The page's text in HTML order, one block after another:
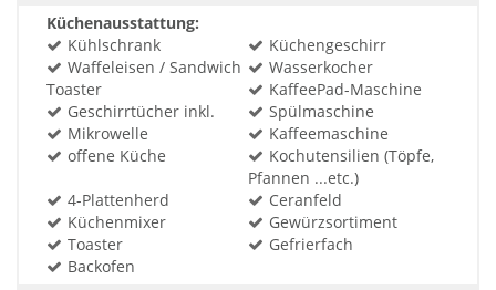
Küchenausstattung:
Kühlschrank
Küchengeschirr
Waffeleisen / Sandwich
Toaster
Wasserkocher
KaffeePad-Maschine
Geschirrtücher inkl.
Spülmaschine
Mikrowelle
Kaffeemaschine
offene Küche
Kochutensilien (Töpfe,
Pfannen ...etc.)
4-Plattenherd
Ceranfeld
Küchenmixer
Gewürzsortiment
Toaster
Gefrierfach
Backofen